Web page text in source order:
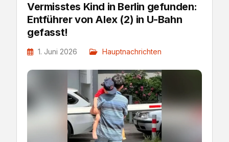
Vermisstes Kind in Berlin gefunden:
Entführer von Alex (2) in U-Bahn
gefasst!
1. Juni 2026 Hauptnachrichten